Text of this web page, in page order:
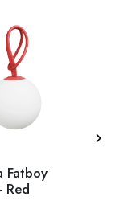
Fatboy
Red